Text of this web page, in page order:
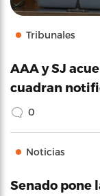
Tribunales
AAA y SJ
cuadran
0
Noticias
Senado pone